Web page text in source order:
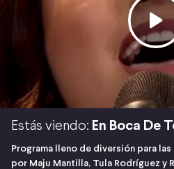
Estás viendo: En Boca De
Programa lleno de diversión para
por Maju Mantilla, Tula Rodríguez y